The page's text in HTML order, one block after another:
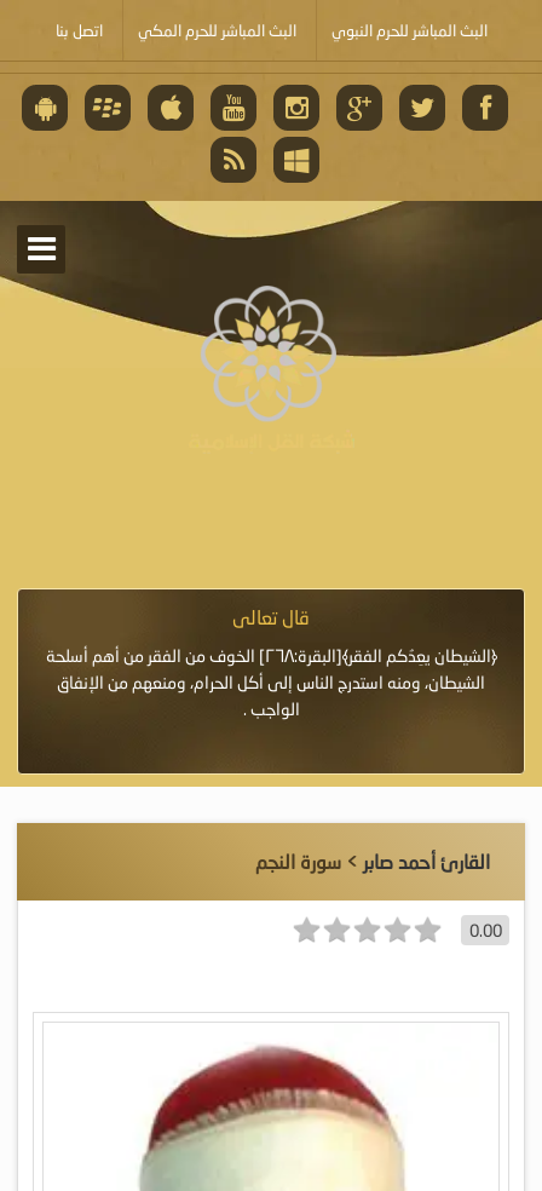
البث المباشر للحرم النبوي البث المباشر للحرم المكي اتصل بنا
قال تعالى
﴿الشيطان يعِدُكم الفقر﴾[البقرة:٢٦٨] الخوف من الفقر من أهم أسلحة
الشيطان، ومنه استدرج الناس إلى أكل الحرام، ومنعهم من الإنفاق
الواجب .
القارئ أحمد صابر > سورة النجم
0.00